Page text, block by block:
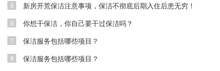
5 新房开荒保洁注意事项，保洁不彻底后期入住后患无穷！
6 你想干保洁，你自己要干过保洁吗？
7 保洁服务包括哪些项目？
8 保洁服务包括哪些项目？